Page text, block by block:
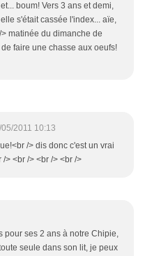
boum! Vers 3 ans et demi,
s'était cassée l'index... aïe,
matinée du dimanche de
faire une chasse aux oeufs!
05/2011 10:13
/> dis donc c'est un vrai
> <br /> <br /> <br />
pour ses 2 ans à notre Chipie,
seule dans son lit, je peux